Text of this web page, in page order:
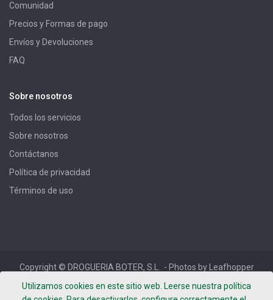
Utilizamos cookies en este sitio web. Leerse nuestra política
Comunidad
Precios y Formas de pago
Envíos y Devoluciones
FAQ
Sobre nosotros
Todos los servicios
Sobre nosotros
Contáctanos
Política de privacidad
Términos de uso
Copyright © DROGUERIA BOTER, S.L.
- Photos by Leafhopper
Project -
Términos de uso - Política de privacidad
Aviso
Legal